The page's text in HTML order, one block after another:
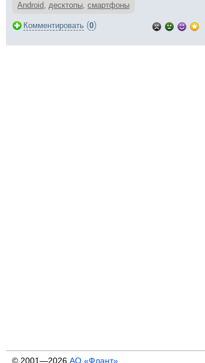
Android, десктопы, смартфоны
Комментировать (0)
© 2001—2026 АО «Флант»